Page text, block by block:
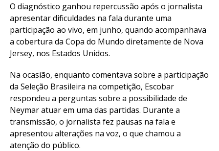
O diagnóstico ganhou repercussão após o jornalista
apresentar dificuldades na fala durante uma
participação ao vivo, em junho, quando acompanhava
a cobertura da Copa do Mundo diretamente de Nova
Jersey, nos Estados Unidos.
Na ocasião, enquanto comentava sobre a participação
da Seleção Brasileira na competição, Escobar
respondeu a perguntas sobre a possibilidade de
Neymar atuar em uma das partidas. Durante a
transmissão, o jornalista fez pausas na fala e
apresentou alterações na voz, o que chamou a
atenção do público.